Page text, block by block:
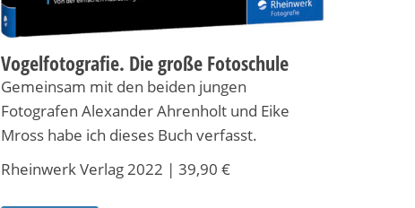
Vogelfotografie. Die große Fotoschule
Gemeinsam mit den beiden jungen
Fotografen Alexander Ahrenholt und Eike
Mross habe ich dieses Buch verfasst.
Rheinwerk Verlag 2022 | 39,90 €